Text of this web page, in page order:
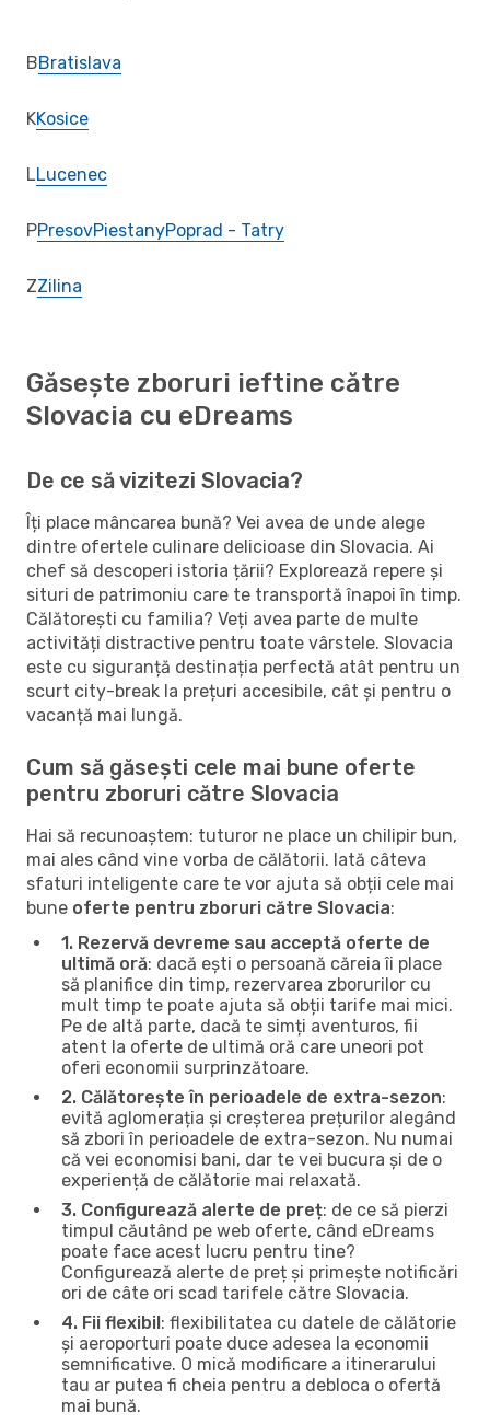
BBratislava
KKosice
LLucenec
PPresovPiestanyPoprad - Tatry
ZZilina
Găsește zboruri ieftine către
Slovacia cu eDreams
De ce să vizitezi Slovacia?
Îți place mâncarea bună? Vei avea de unde alege
dintre ofertele culinare delicioase din Slovacia. Ai
chef să descoperi istoria țării? Explorează repere și
situri de patrimoniu care te transportă înapoi în timp.
Călătorești cu familia? Veți avea parte de multe
activități distractive pentru toate vârstele. Slovacia
este cu siguranță destinația perfectă atât pentru un
scurt city-break la prețuri accesibile, cât și pentru o
vacanță mai lungă.
Cum să găsești cele mai bune oferte
pentru zboruri către Slovacia
Hai să recunoaștem: tuturor ne place un chilipir bun,
mai ales când vine vorba de călătorii. Iată câteva
sfaturi inteligente care te vor ajuta să obții cele mai
bune oferte pentru zboruri către Slovacia:
1. Rezervă devreme sau acceptă oferte de
ultimă oră: dacă ești o persoană căreia îi place
să planifice din timp, rezervarea zborurilor cu
mult timp te poate ajuta să obții tarife mai mici.
Pe de altă parte, dacă te simți aventuros, fii
atent la oferte de ultimă oră care uneori pot
oferi economii surprinzătoare.
2. Călătorește în perioadele de extra-sezon:
evită aglomerația și creșterea prețurilor alegând
să zbori în perioadele de extra-sezon. Nu numai
că vei economisi bani, dar te vei bucura și de o
experiență de călătorie mai relaxată.
3. Configurează alerte de preț: de ce să pierzi
timpul căutând pe web oferte, când eDreams
poate face acest lucru pentru tine?
Configurează alerte de preț și primește notificări
ori de câte ori scad tarifele către Slovacia.
4. Fii flexibil: flexibilitatea cu datele de călătorie
și aeroporturi poate duce adesea la economii
semnificative. O mică modificare a itinerarului
tau ar putea fi cheia pentru a debloca o ofertă
mai bună.